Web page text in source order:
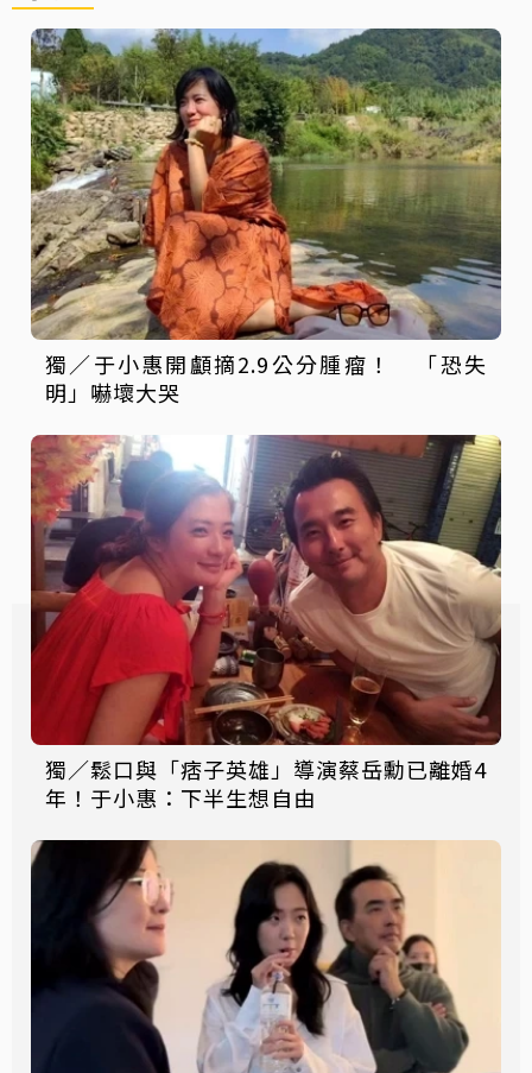
獨／于小惠開顱摘2.9公分腫瘤！ 「恐失
明」嚇壞大哭
獨／鬆口與「痞子英雄」導演蔡岳勳已離婚4
年！于小惠：下半生想自由